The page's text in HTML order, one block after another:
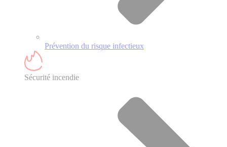
Prévention du risque infectieux
Sécurité incendie